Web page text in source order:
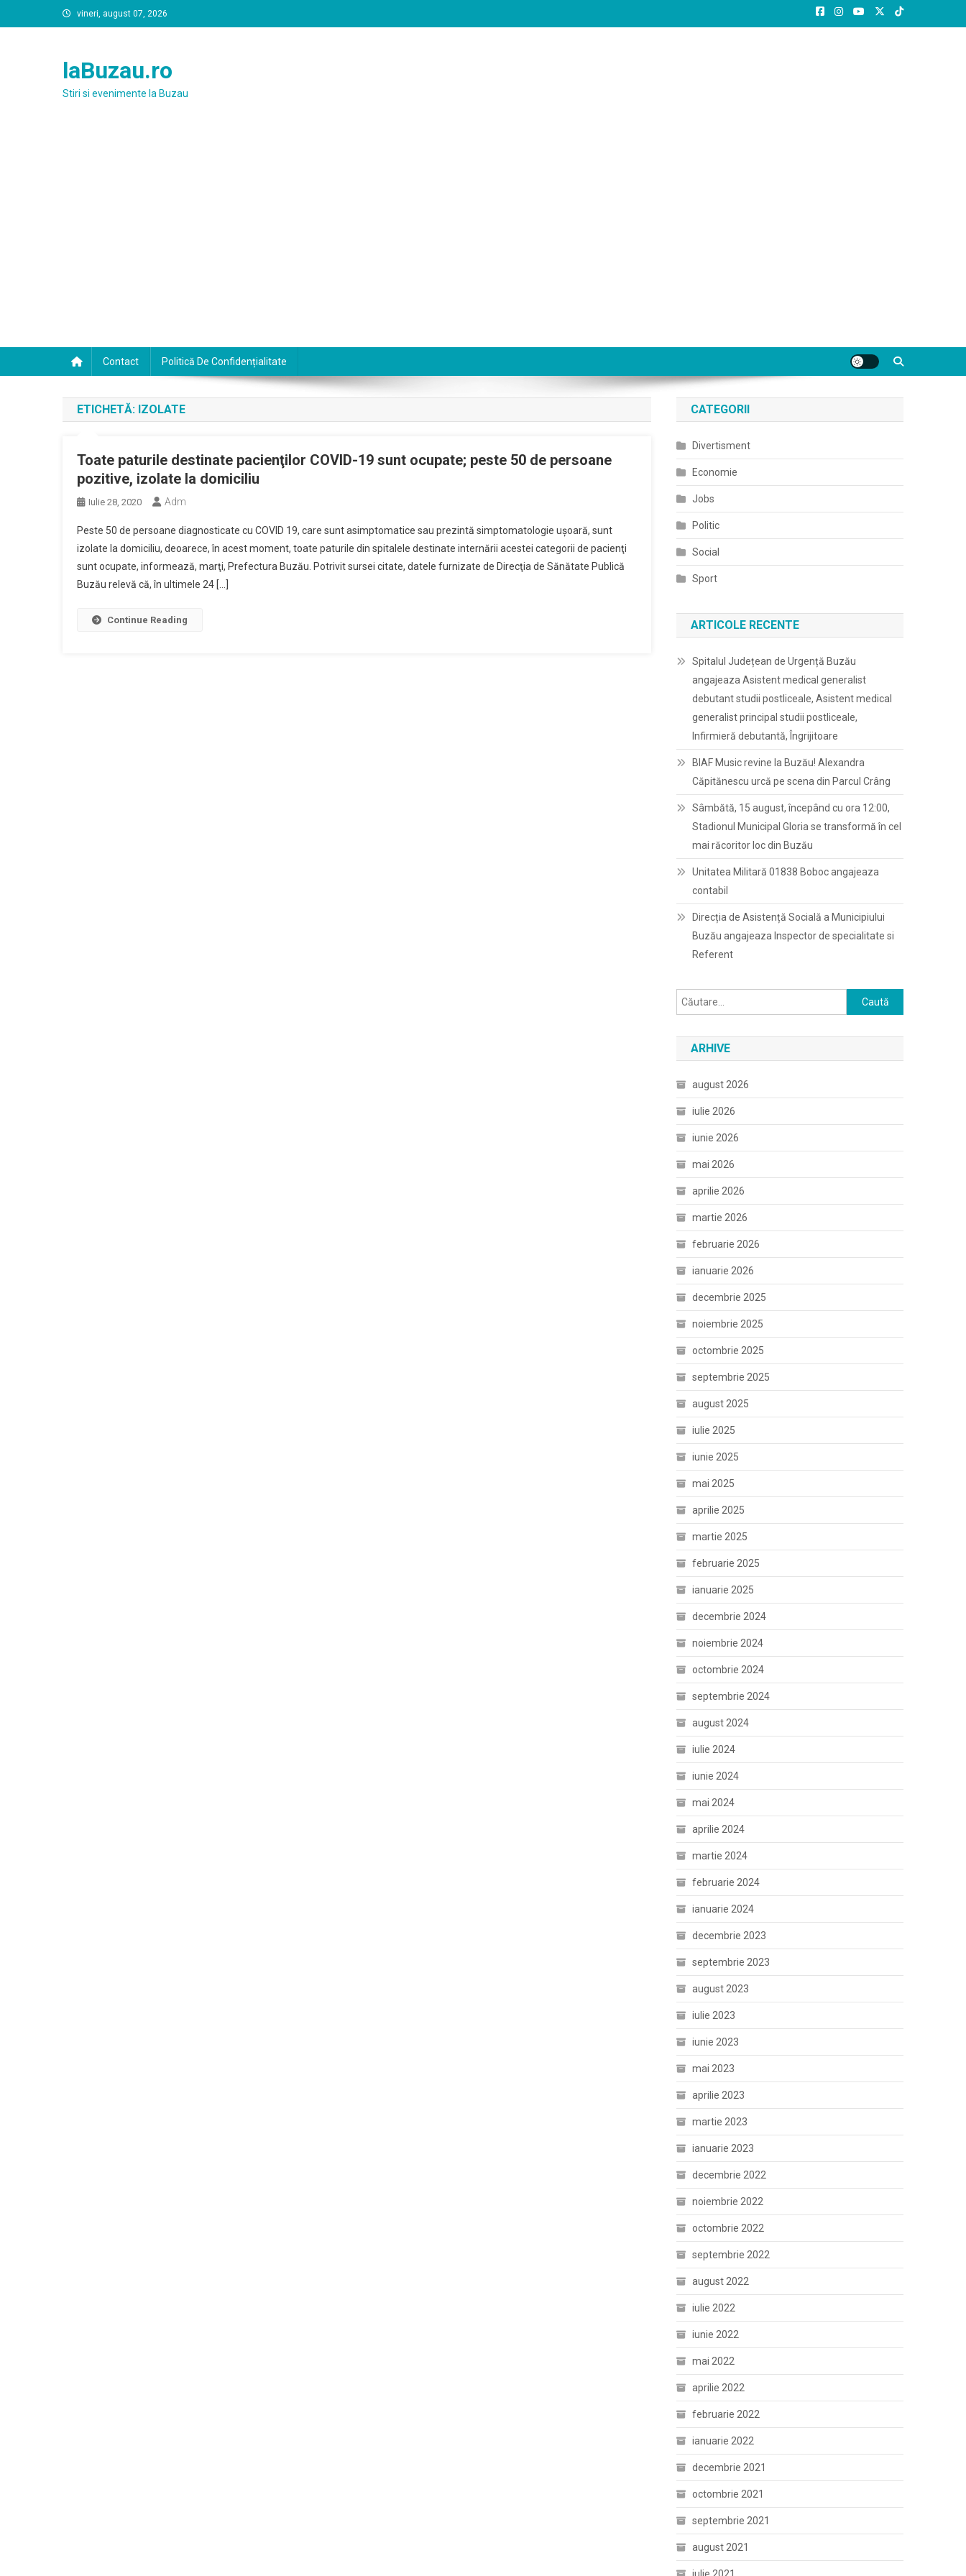
to
vineri, august 07, 2026
laBuzau.ro
Stiri si evenimente la Buzau
Contact Politică De Confidențialitate
ETICHETĂ: IZOLATE
Toate paturile destinate pacienţilor COVID-19 sunt ocupate; peste 50 de persoane
pozitive, izolate la domiciliu
Iulie 28, 2020 Adm
Peste 50 de persoane diagnosticate cu COVID 19, care sunt asimptomatice sau prezintă simptomatologie uşoară, sunt
izolate la domiciliu, deoarece, în acest moment, toate paturile din spitalele destinate internării acestei categorii de pacienţi
sunt ocupate, informează, marţi, Prefectura Buzău. Potrivit sursei citate, datele furnizate de Direcţia de Sănătate Publică
Buzău relevă că, în ultimele 24 […]
Continue Reading
CATEGORII
Divertisment
Economie
Jobs
Politic
Social
Sport
ARTICOLE RECENTE
Spitalul Județean de Urgență Buzău
angajeaza Asistent medical generalist
debutant studii postliceale, Asistent medical
generalist principal studii postliceale,
Infirmieră debutantă, Îngrijitoare
BIAF Music revine la Buzău! Alexandra
Căpitănescu urcă pe scena din Parcul Crâng
Sâmbătă, 15 august, începând cu ora 12:00,
Stadionul Municipal Gloria se transformă în cel
mai răcoritor loc din Buzău
Unitatea Militară 01838 Boboc angajeaza
contabil
Direcția de Asistență Socială a Municipiului
Buzău angajeaza Inspector de specialitate si
Referent
Caută
după:
ARHIVE
august 2026
iulie 2026
iunie 2026
mai 2026
aprilie 2026
martie 2026
februarie 2026
ianuarie 2026
decembrie 2025
noiembrie 2025
octombrie 2025
septembrie 2025
august 2025
iulie 2025
iunie 2025
mai 2025
aprilie 2025
martie 2025
februarie 2025
ianuarie 2025
decembrie 2024
noiembrie 2024
octombrie 2024
septembrie 2024
august 2024
iulie 2024
iunie 2024
mai 2024
aprilie 2024
martie 2024
februarie 2024
ianuarie 2024
decembrie 2023
septembrie 2023
august 2023
iulie 2023
iunie 2023
mai 2023
aprilie 2023
martie 2023
ianuarie 2023
decembrie 2022
noiembrie 2022
octombrie 2022
septembrie 2022
august 2022
iulie 2022
iunie 2022
mai 2022
aprilie 2022
februarie 2022
ianuarie 2022
decembrie 2021
octombrie 2021
septembrie 2021
august 2021